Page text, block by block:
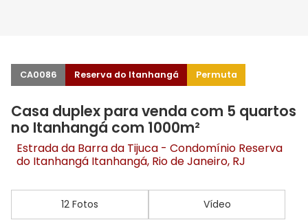
CA0086 Reserva do Itanhangá Permuta
Casa duplex para venda com 5 quartos
no Itanhangá com 1000m²
Estrada da Barra da Tijuca - Condomínio Reserva
do Itanhangá Itanhangá, Rio de Janeiro, RJ
12 Fotos Vídeo